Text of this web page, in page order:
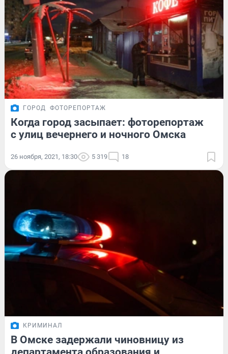
ГОРОД ФОТОРЕПОРТАЖ
Когда город засыпает: фоторепортаж
с улиц вечернего и ночного Омска
26 ноября, 2021, 18:30 5 319 18
КРИМИНАЛ
В Омске задержали чиновницу из